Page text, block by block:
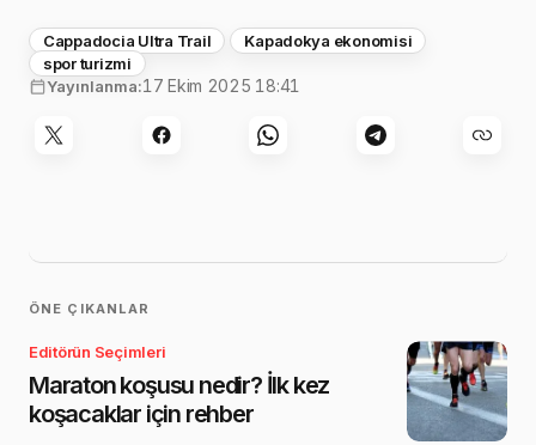
Cappadocia Ultra Trail
Kapadokya ekonomisi
spor turizmi
Yayınlanma:17 Ekim 2025 18:41
ÖNE ÇIKANLAR
Editörün Seçimleri
Maraton koşusu nedir? İlk kez
koşacaklar için rehber